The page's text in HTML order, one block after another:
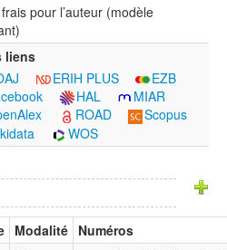
pour l’auteur (modèle
liens
ERIH PLUS
EZB
HAL
MIAR
ROAD
Scopus
WOS
Modalité Numéros